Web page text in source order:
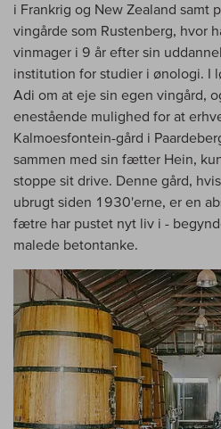
i Frankrig og New Zealand samt
vingårde som Rustenberg, hvor
vinmager i 9 år efter sin
institution for studier i ønologi. I
Adi om at eje sin egen vingård,
enestående mulighed for at
Kalmoesfontein-gård i
sammen med sin fætter Hein,
stoppe sit drive. Denne gård,
ubrugt siden 1930'erne, er en
fætre har pustet nyt liv i -
malede betontanke.